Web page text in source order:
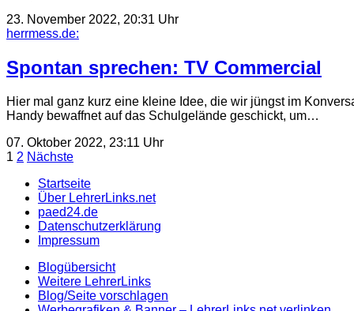
23. November 2022, 20:31 Uhr
herrmess.de:
Spontan sprechen: TV Commercial
Hier mal ganz kurz eine kleine Idee, die wir jüngst im
Handy bewaffnet auf das Schulgelände geschickt, um…
07. Oktober 2022, 23:11 Uhr
Seitennummerierung
der
Beiträge
1 2 Nächste
Startseite
Über LehrerLinks.net
paed24.de
Datenschutzerklärung
Impressum
Blogübersicht
Weitere LehrerLinks
Blog/Seite vorschlagen